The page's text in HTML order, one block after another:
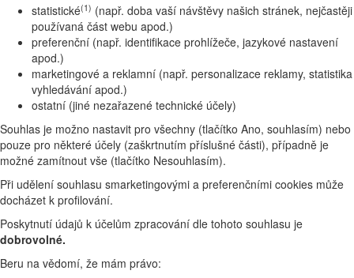
statistické(1) (např. doba vaší návštěvy našich stránek, nejčastěji
používaná část webu apod.)
preferenční (např. identifikace prohlížeče, jazykové nastavení
apod.)
marketingové a reklamní (např. personalizace reklamy, statistika
vyhledávání apod.)
ostatní (jiné nezařazené technické účely)
Souhlas je možno nastavit pro všechny (tlačítko Ano, souhlasím) nebo
pouze pro některé účely (zaškrtnutím příslušné části), případně je
možné zamítnout vše (tlačítko Nesouhlasím).
Při udělení souhlasu smarketingovými a preferenčními cookies může
docházet k profilování.
Poskytnutí údajů k účelům zpracování dle tohoto souhlasu je
dobrovolné.
Beru na vědomí, že mám právo: